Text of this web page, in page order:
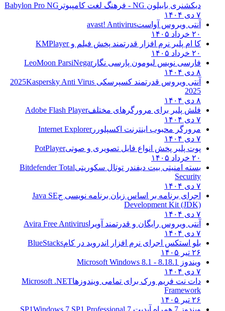
دیکشنری بابیلون NG - فرهنگ لغت کامپیوتر
Babylon Pro NG
۷ دی ۱۴۰۴
آنتی ویروس آواستavast! Antivirus
۲۰ خرداد ۱۴۰۵
کا ام پلیر نرم افزار قدرتمند پخش فیلم وKMPlayer
۲۰ خرداد ۱۴۰۵
فارسی نویس لیومون پارسی نگارLeoMoon ParsiNegar
۸ دی ۱۴۰۴
آنتی ویروس قدرتمند کسپرسکی 2025 Kaspersky Anti Virus
2025
۸ دی ۱۴۰۴
فلش پلیر برای مرورگرهای مختلفAdobe Flash Player
۷ دی ۱۴۰۴
مرورگر محبوب اینترنت اکسپلوررInternet Explorer
۷ دی ۱۴۰۴
پوت پلیر پخش انواع فایل تصویری و صوتیPotPlayer
۲۰ خرداد ۱۴۰۵
بسته امنیتی بیت دیفندر توتال سکوریتیBitdefender Total
Security
۷ دی ۱۴۰۴
اجرای برنامه بر اساس زبان برنامه نویسی جJava SE
Development Kit (JDK)
۷ دی ۱۴۰۴
آنتی ویروس رایگان و قدرتمند آویرا Avira Free Antivirus
۷ دی ۱۴۰۴
بلو استکس اجرای نرم افزار اندروید در کامBlueStacks
۲۶ تیر ۱۴۰۵
ویندوز 8.1
8.1 - Microsoft Windows 8.1
۷ دی ۱۴۰۴
دات نت فریم ورک برای تمامی ویندوزهاMicrosoft .NET
Framework
۲۶ تیر ۱۴۰۵
ویندوز 7 همراه آپدیت 7 SP1
Windows 7 SP1 Professional